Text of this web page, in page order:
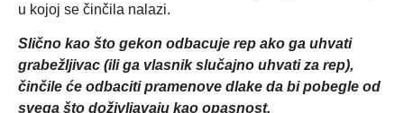
u kojoj se činčila nalazi.
Slično kao što gekon odbacuje rep ako ga uhvati
grabežljivac (ili ga vlasnik slučajno uhvati za rep),
činčile će odbaciti pramenove dlake da bi pobegle od
svega što doživljavaju kao opasnost.